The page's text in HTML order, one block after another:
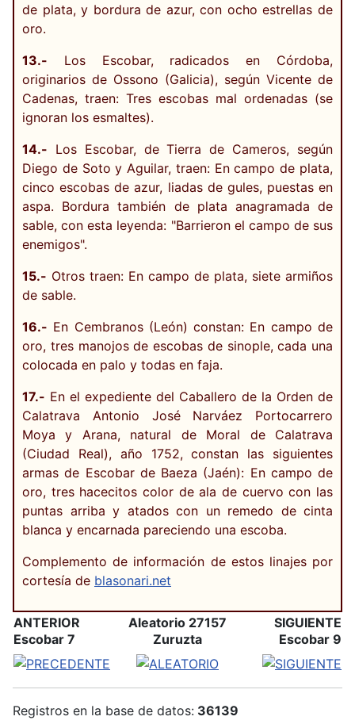
de plata, y bordura de azur, con ocho estrellas de
oro.
13.- Los Escobar, radicados en Córdoba,
originarios de Ossono (Galicia), según Vicente de
Cadenas, traen: Tres escobas mal ordenadas (se
ignoran los esmaltes).
14.- Los Escobar, de Tierra de Cameros, según
Diego de Soto y Aguilar, traen: En campo de plata,
cinco escobas de azur, liadas de gules, puestas en
aspa. Bordura también de plata anagramada de
sable, con esta leyenda: "Barrieron el campo de sus
enemigos".
15.- Otros traen: En campo de plata, siete armiños
de sable.
16.- En Cembranos (León) constan: En campo de
oro, tres manojos de escobas de sinople, cada una
colocada en palo y todas en faja.
17.- En el expediente del Caballero de la Orden de
Calatrava Antonio José Narváez Portocarrero
Moya y Arana, natural de Moral de Calatrava
(Ciudad Real), año 1752, constan las siguientes
armas de Escobar de Baeza (Jaén): En campo de
oro, tres hacecitos color de ala de cuervo con las
puntas arriba y atados con un remedo de cinta
blanca y encarnada pareciendo una escoba.
Complemento de información de estos linajes por
cortesía de blasonari.net
ANTERIOR
Escobar 7
Aleatorio 27157
Zuruzta
SIGUIENTE
Escobar 9
Registros en la base de datos: 36139